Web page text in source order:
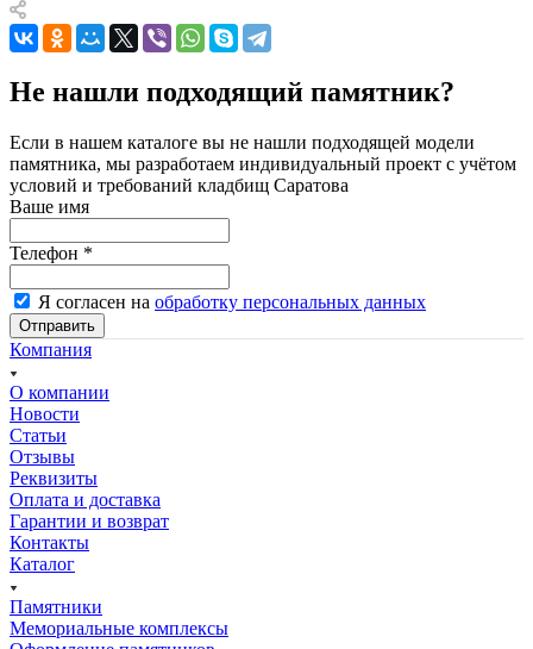
Не нашли подходящий памятник?
Если в нашем каталоге вы не нашли подходящей модели
памятника, мы разработаем индивидуальный проект с учётом
условий и требований кладбищ Саратова
Ваше имя
Телефон *
Я согласен на обработку персональных данных
Отправить
Компания
О компании
Новости
Статьи
Отзывы
Реквизиты
Оплата и доставка
Гарантии и возврат
Контакты
Каталог
Памятники
Мемориальные комплексы